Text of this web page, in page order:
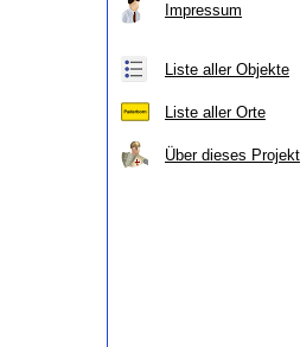
Impressum
Liste aller Objekte
Liste aller Orte
Über dieses Projekt